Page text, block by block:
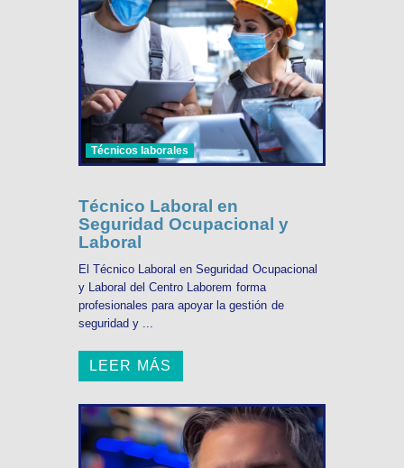
Técnicos laborales
Técnico Laboral en
Seguridad Ocupacional y
Laboral
El Técnico Laboral en Seguridad Ocupacional
y Laboral del Centro Laborem forma
profesionales para apoyar la gestión de
seguridad y ...
LEER MÁS